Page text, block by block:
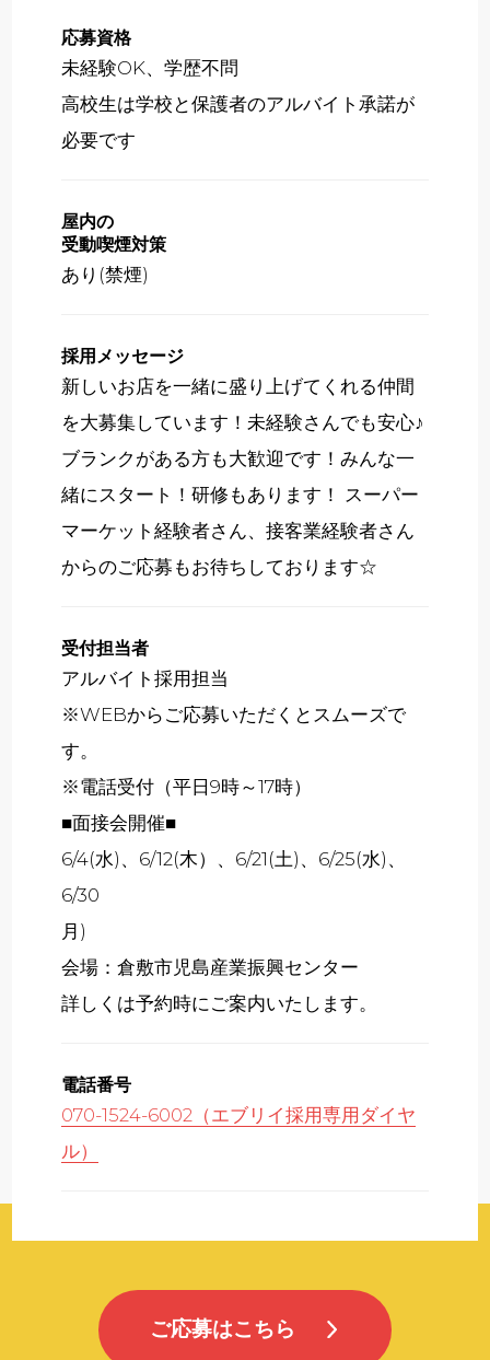
応募資格
未経験OK、学歴不問
高校生は学校と保護者のアルバイト承諾が
必要です
屋内の
受動喫煙対策
あり(禁煙)
採用メッセージ
新しいお店を一緒に盛り上げてくれる仲間
を大募集しています！未経験さんでも安心♪
ブランクがある方も大歓迎です！みんな一
緒にスタート！研修もあります！ スーパー
マーケット経験者さん、接客業経験者さん
からのご応募もお待ちしております☆
受付担当者
アルバイト採用担当
※WEBからご応募いただくとスムーズで
す。
※電話受付（平日9時～17時）
■面接会開催■
6/4(水)、6/12(木）、6/21(土)、6/25(水)、
6/30
月)
会場：倉敷市児島産業振興センター
詳しくは予約時にご案内いたします。
電話番号
070-1524-6002（エブリイ採用専用ダイヤ
ル）
ご応募はこちら